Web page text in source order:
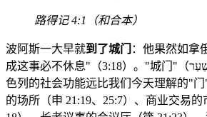
路得记 4:1（和合本）
波阿斯一大早就到了城门
：他果然如拿
色列的社会功能远比我们今天理解的"
的场所（申 21:19、25:7）、商业交易的